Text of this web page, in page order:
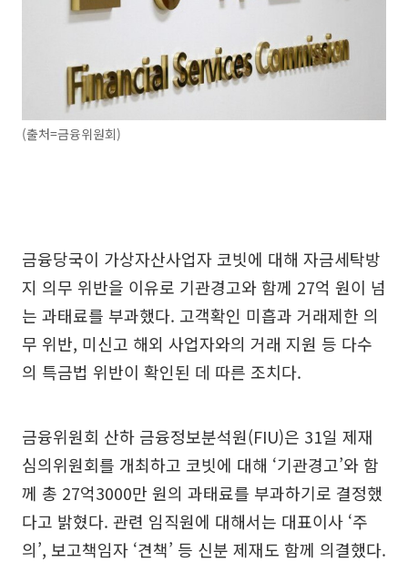
(출처=금융위원회)
금융당국이 가상자산사업자 코빗에 대해 자금세탁방
지 의무 위반을 이유로 기관경고와 함께 27억 원이 넘
는 과태료를 부과했다. 고객확인 미흡과 거래제한 의
무 위반, 미신고 해외 사업자와의 거래 지원 등 다수
의 특금법 위반이 확인된 데 따른 조치다.
금융위원회 산하 금융정보분석원(FIU)은 31일 제재
심의위원회를 개최하고 코빗에 대해 ‘기관경고’와 함
께 총 27억3000만 원의 과태료를 부과하기로 결정했
다고 밝혔다. 관련 임직원에 대해서는 대표이사 ‘주
의’, 보고책임자 ‘견책’ 등 신분 제재도 함께 의결했다.